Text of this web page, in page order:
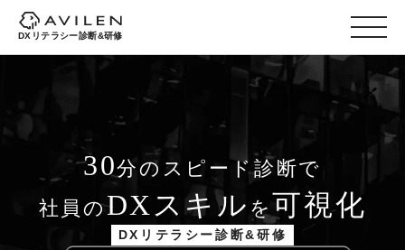
DXリテラシー診断&研修
30分のスピード診断で
社員のDXスキル を 可視化
DXリテラシー診断&研修